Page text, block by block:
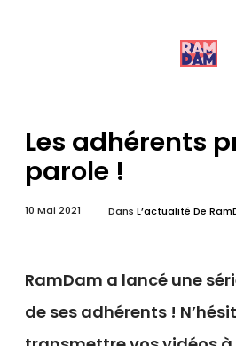
Les adhérents
parole !
10 Mai 2021 Dans L’actualité De
RamDam a lancé une
de ses adhérents !